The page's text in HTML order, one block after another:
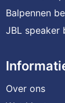
Balpennen
JBL speaker
Over ons